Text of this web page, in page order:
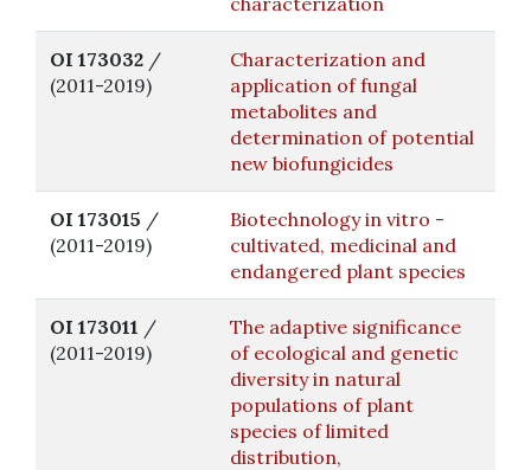
OI 173032 /
(2011-2019)
Characterization and
application of fungal
metabolites and
determination of potential
new biofungicides
OI 173015 /
(2011-2019)
Biotechnology in vitro -
cultivated, medicinal and
endangered plant species
OI 173011 /
(2011-2019)
The adaptive significance
of ecological and genetic
diversity in natural
populations of plant
species of limited
distribution,